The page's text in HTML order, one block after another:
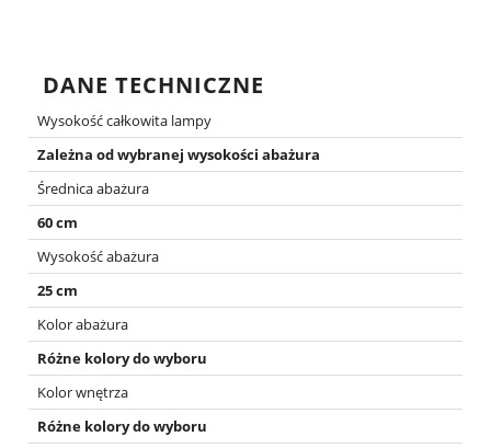
DANE TECHNICZNE
Wysokość całkowita lampy
Zależna od wybranej wysokości abażura
Średnica abażura
60 cm
Wysokość abażura
25 cm
Kolor abażura
Różne kolory do wyboru
Kolor wnętrza
Różne kolory do wyboru